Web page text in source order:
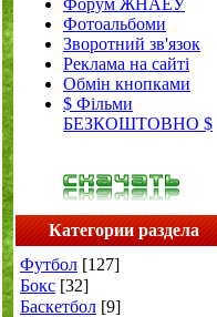
Форум ЖНАЕУ
Фотоальбоми
Зворотний зв'язок
Реклама на сайті
Обмін кнопками
$ Фільми
БЕЗКОШТОВНО $
Категории раздела
Футбол [127]
Бокс [32]
Баскетбол [9]